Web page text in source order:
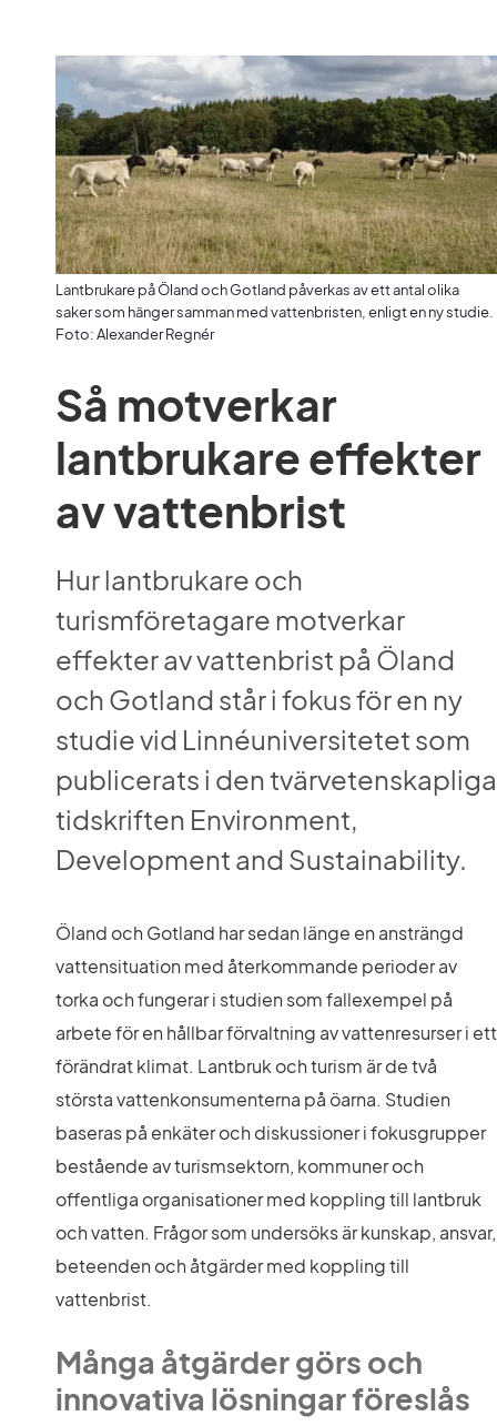
Lantbrukare på Öland och Gotland påverkas av ett antal olika
saker som hänger samman med vattenbristen, enligt en ny studie.
Foto: Alexander Regnér
Så motverkar
lantbrukare effekter
av vattenbrist
Hur lantbrukare och
turismföretagare motverkar
effekter av vattenbrist på Öland
och Gotland står i fokus för en ny
studie vid Linnéuniversitetet som
publicerats i den tvärvetenskapliga
tidskriften Environment,
Development and Sustainability.
Öland och Gotland har sedan länge en ansträngd
vattensituation med återkommande perioder av
torka och fungerar i studien som fallexempel på
arbete för en hållbar förvaltning av vattenresurser i ett
förändrat klimat. Lantbruk och turism är de två
största vattenkonsumenterna på öarna. Studien
baseras på enkäter och diskussioner i fokusgrupper
bestående av turismsektorn, kommuner och
offentliga organisationer med koppling till lantbruk
och vatten. Frågor som undersöks är kunskap, ansvar,
beteenden och åtgärder med koppling till
vattenbrist.
Många åtgärder görs och
innovativa lösningar föreslås